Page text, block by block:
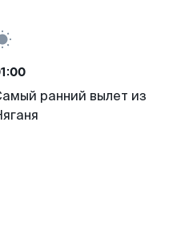
ранний вылет из